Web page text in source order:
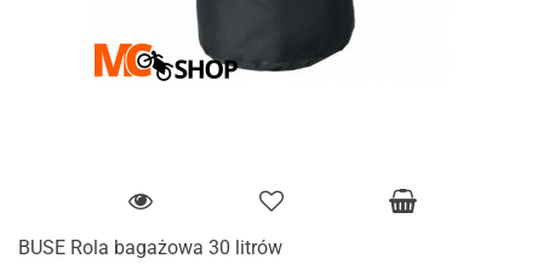
BUSE Rola bagażowa 30 litrów